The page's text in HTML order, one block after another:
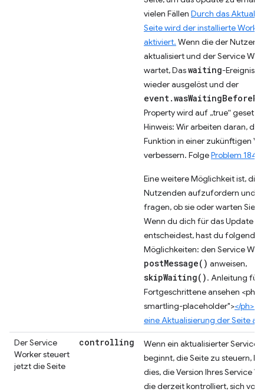
vielen Fällen Durch das
Seite wird der installierte
aktiviert. Wenn die der Nutzer
aktualisiert und der Service
wartet, Daswaiting-Ereignis
wieder ausgelöst und der
Property wird auf „true“ gesetzt.
Hinweis: Wir arbeiten daran,
Funktion in einer zukünftigen
verbessern. FolgeProblem 1848
Eine weitere Möglichkeit ist, die
Nutzenden aufzufordern und
fragen, ob sie oder warten Sie
Wenn du dich für das Update
entscheidest, hast du folgende
Möglichkeiten: den Service
postMessage() anweisen,
skipWaiting(). Anleitung für
Fortgeschrittene ansehen <ph
smartling-placeholder"></ph>
eine Aktualisierung der Seite
Der Service
Worker steuert
jetzt die Seite
controlling
Wenn ein aktualisierter Service
beginnt, die Seite zu steuern,
dies, die Version Ihres Service
die derzeit kontrolliert, sich von